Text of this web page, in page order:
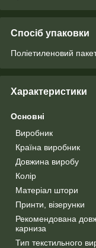
Спосіб упаковки
Поліетиленовий
Характеристики
Основні
Виробник
Країна виробник
Довжина виробу
Колір
Матеріал штори
Принти, візерунки
Рекомендована
карниза
Тип текстильного